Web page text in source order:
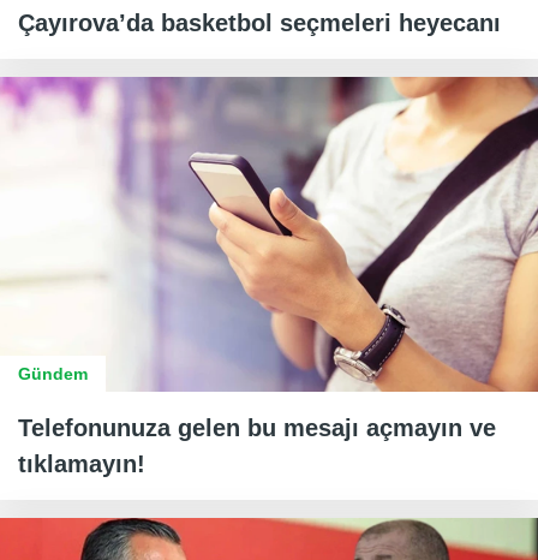
Çayırova’da basketbol seçmeleri heyecanı
Gündem
Telefonunuza gelen bu mesajı açmayın ve
tıklamayın!